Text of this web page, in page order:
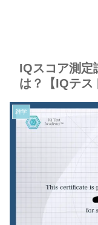
IQスコア測定
は？【IQテス
雑学